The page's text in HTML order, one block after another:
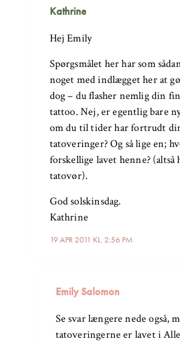
Kathrine
19 APR 2011 KL. 2:56 PM
Hej Emily
Spørgsmålet her har som
noget med indlægget her at
dog – du flasher nemlig din
tattoo. Nej, er egentlig bare
om du til tider har fortrudt
tatoveringer? Og så lige en;
forskellige lavet henne? (altså
tatovør).
God solskinsdag.
Kathrine
Emily Salomon
Se svar længere nede også,
tatoveringerne er lavet i